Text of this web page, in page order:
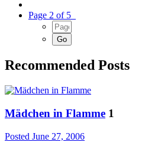
Page 2 of 5
Recommended Posts
Mädchen in Flamme 1
Posted June 27, 2006